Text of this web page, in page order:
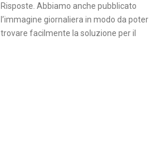
Risposte. Abbiamo anche pubblicato
l’immagine giornaliera in modo da poter
trovare facilmente la soluzione per il